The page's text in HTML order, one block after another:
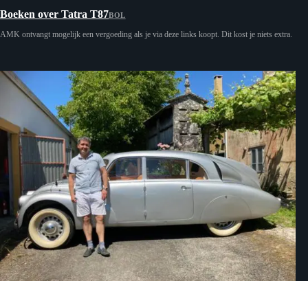
Boeken over Tatra T87BOL
AMK ontvangt mogelijk een vergoeding als je via deze links koopt. Dit kost je niets extra.